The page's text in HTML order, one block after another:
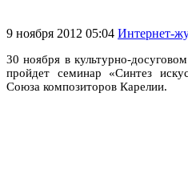
9 ноября 2012 05:04 Интернет-
30 ноября в культурно-
пройдет семинар «Синтез
Союза композиторов Карелии.